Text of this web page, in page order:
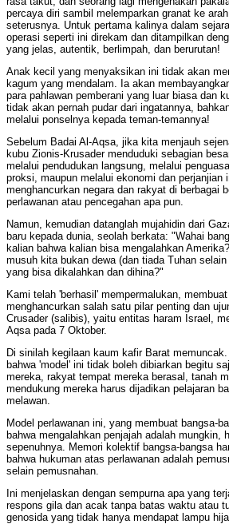
percaya diri sambil melemparkan granat ke
seterusnya. Untuk pertama kalinya dalam
operasi seperti ini direkam dan ditampilkan
yang jelas, autentik, berlimpah, dan berurutan!
Anak kecil yang menyaksikan ini tidak akan
kagum yang mendalam. Ia akan
para pahlawan pemberani yang luar biasa dan
tidak akan pernah pudar dari ingatannya,
melalui ponselnya kepada teman-temannya!
Sebelum Badai Al-Aqsa, jika kita menjauh
kubu Zionis-Krusader menduduki sebagian
melalui pendudukan langsung, melalui
proksi, maupun melalui ekonomi dan perjanjian
menghancurkan negara dan rakyat di berbagai
perlawanan atau pencegahan apa pun.
Namun, kemudian datanglah mujahidin dari
baru kepada dunia, seolah berkata: "Wahai
kalian bahwa kalian bisa mengalahkan
musuh kita bukan dewa (dan tiada Tuhan
yang bisa dikalahkan dan dihina?"
Kami telah 'berhasil' mempermalukan,
menghancurkan salah satu pilar penting dan
Crusader (salibis), yaitu entitas haram Israel,
Aqsa pada 7 Oktober.
Di sinilah kegilaan kaum kafir Barat
bahwa 'model' ini tidak boleh dibiarkan begitu
mereka, rakyat tempat mereka berasal, tanah
mendukung mereka harus dijadikan pelajaran
melawan.
Model perlawanan ini, yang membuat bangsa-
bahwa mengalahkan penjajah adalah mungkin,
sepenuhnya. Memori kolektif bangsa-bangsa
bahwa hukuman atas perlawanan adalah
selain pemusnahan.
Ini menjelaskan dengan sempurna apa yang
respons gila dan acak tanpa batas waktu atau
genosida yang tidak hanya mendapat lampu